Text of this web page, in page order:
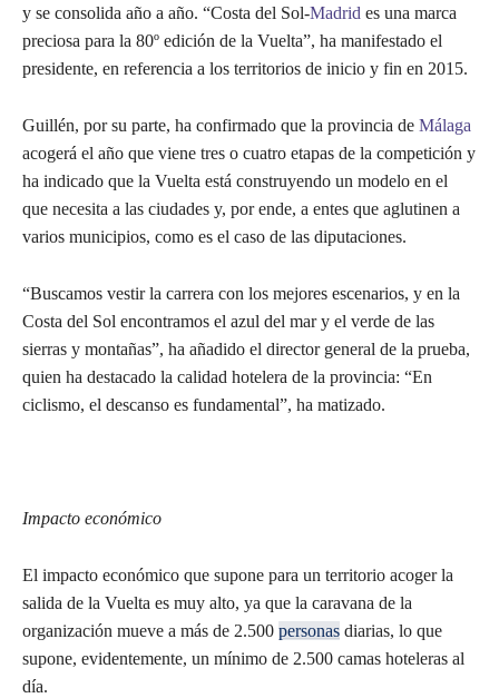
y se consolida año a año. “Costa del Sol-Madrid es una marca
preciosa para la 80º edición de la Vuelta”, ha manifestado el
presidente, en referencia a los territorios de inicio y fin en 2015.
Guillén, por su parte, ha confirmado que la provincia de Málaga
acogerá el año que viene tres o cuatro etapas de la competición y
ha indicado que la Vuelta está construyendo un modelo en el
que necesita a las ciudades y, por ende, a entes que aglutinen a
varios municipios, como es el caso de las diputaciones.
“Buscamos vestir la carrera con los mejores escenarios, y en la
Costa del Sol encontramos el azul del mar y el verde de las
sierras y montañas”, ha añadido el director general de la prueba,
quien ha destacado la calidad hotelera de la provincia: “En
ciclismo, el descanso es fundamental”, ha matizado.
Impacto económico
El impacto económico que supone para un territorio acoger la
salida de la Vuelta es muy alto, ya que la caravana de la
organización mueve a más de 2.500 personas diarias, lo que
supone, evidentemente, un mínimo de 2.500 camas hoteleras al
día.